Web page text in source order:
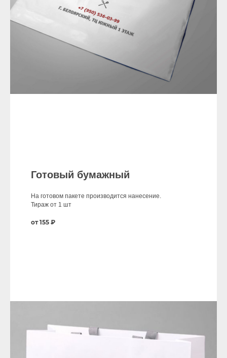
Готовый бумажный
На готовом пакете производится нанесение.
Тираж от 1 шт
от 155 ₽